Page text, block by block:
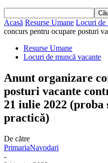
Acasă Resurse Umane Locuri de
concurs pentru ocupare posturi
Resurse Umane
Locuri de muncă vacante
Anunt organizare
posturi vacante
21 iulie 2022 (proba
practică)
De către
PrimariaNavodari
-